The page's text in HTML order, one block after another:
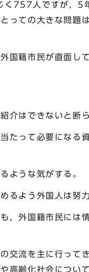
く757人ですが，5
っての大きな問題
国籍市民が直面し
はできないと断ら
って必要になる
ような気がする。
よう外国人は努力
外国籍市民には
交流を主に行って
高齢化社会につい